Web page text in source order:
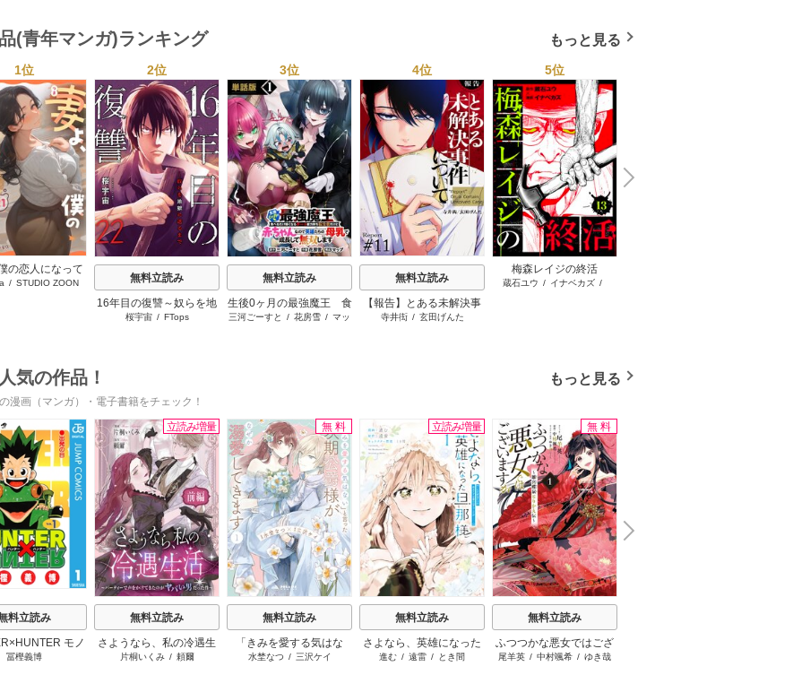
(青年マンガ)ランキング もっと見る
1位
の恋人になって
ませんか？
/ STUDIO ZOON
2位
無料立読み
16年目の復讐～奴らを地
獄に送るまで
桜宇宙/ FTops
3位
無料立読み
生後0ヶ月の最強魔王 食
べるだけ強くなるチート
三河ごーすと / 花房雪 / マッ
4位
無料立読み
【報告】とある未解決事
件について
寺井衒/ 玄田げんた
5位
梅森レイジの終活
蔵石ユウ / イナベカズ /
N
e
x
t
気の作品！ もっと見る
漫画（マンガ）・電子書籍をチェック！
料立読み
モノ
クロ版
冨樫義博
立読み増量
無料立読み
さようなら、私の冷遇生
活 ～パーティーで声をか
片桐いくみ/ 頼爾
無料
無料立読み
「きみを愛する気はな
い」と言った次期公爵様
水埜なつ / 三沢ケイ
立読み増量
無料立読み
さよなら、英雄になった
旦那様 ～ただ祈るだけ
進む / 遠雷 / とき間
無料
無料立読み
ふつつかな悪女ではござ
いますが ～雛宮蝶鼠とり
尾羊英 / 中村颯希 / ゆき哉
N
e
x
t